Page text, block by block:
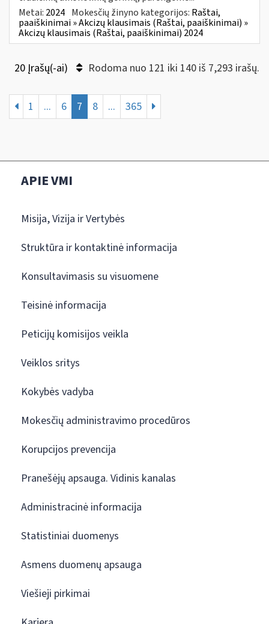
Metai: 2024 Mokesčių žinyno kategorijos: Raštai,
paaiškinimai » Akcizų klausimais (Raštai, paaiškinimai) »
Akcizų klausimais (Raštai, paaiškinimai) 2024
20 Įrašų(-ai) Rodoma nuo 121 iki 140 iš 7,293 irašų.
1 ... 6 7 8 ... 365
APIE VMI
Misija, Vizija ir Vertybės
Struktūra ir kontaktinė informacija
Konsultavimasis su visuomene
Teisinė informacija
Peticijų komisijos veikla
Veiklos sritys
Kokybės vadyba
Mokesčių administravimo procedūros
Korupcijos prevencija
Pranešėjų apsauga. Vidinis kanalas
Administracinė informacija
Statistiniai duomenys
Asmens duomenų apsauga
Viešieji pirkimai